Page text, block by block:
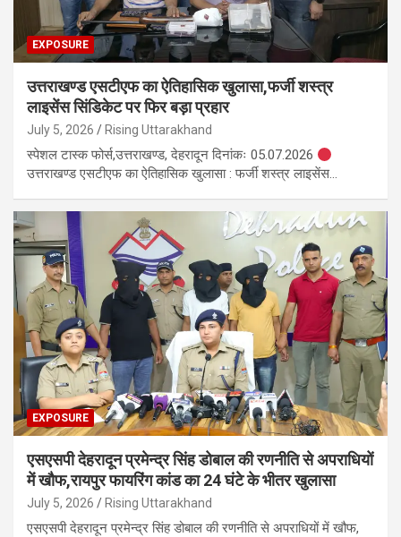
EXPOSURE
उत्तराखण्ड एसटीएफ का ऐतिहासिक खुलासा,फर्जी शस्त्र
लाइसेंस सिंडिकेट पर फिर बड़ा प्रहार
July 5, 2026 Rising Uttarakhand
स्पेशल टास्क फोर्स,उत्तराखण्ड, देहरादून दिनांकः 05.07.2026
उत्तराखण्ड एसटीएफ का ऐतिहासिक खुलासा : फर्जी शस्त्र लाइसेंस…
EXPOSURE
एसएसपी देहरादून प्रमेन्द्र सिंह डोबाल की रणनीति से अपराधियों
में खौफ,रायपुर फायरिंग कांड का 24 घंटे के भीतर खुलासा
July 5, 2026 Rising Uttarakhand
एसएसपी देहरादून प्रमेन्द्र सिंह डोबाल की रणनीति से अपराधियों में खौफ,